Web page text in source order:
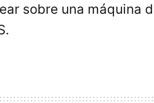
sobre una máquina